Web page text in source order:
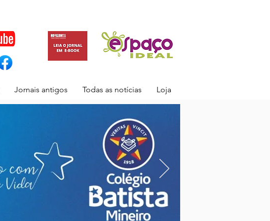
Jornais antigos Todas as notícias Loja